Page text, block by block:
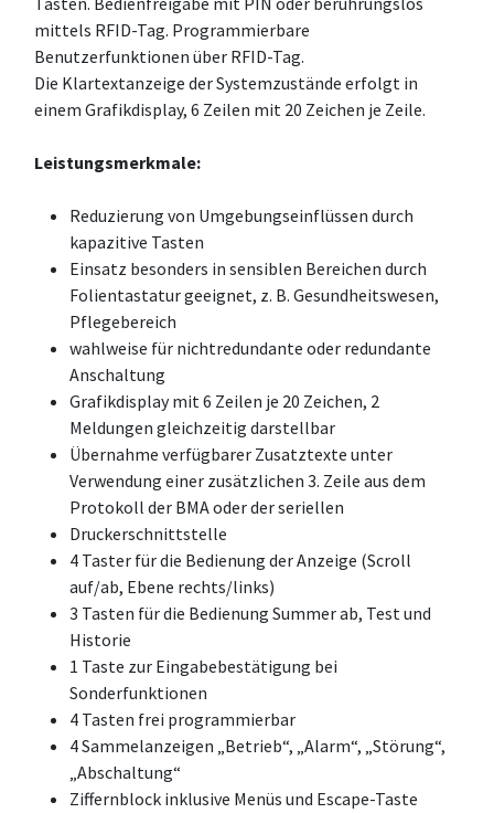
mittels RFID-Tag. Programmierbare
Benutzerfunktionen über RFID-Tag.
Die Klartextanzeige der Systemzustände erfolgt in
einem Grafikdisplay, 6 Zeilen mit 20 Zeichen je Zeile.
Leistungsmerkmale:
Reduzierung von Umgebungseinflüssen durch
kapazitive Tasten
Einsatz besonders in sensiblen Bereichen durch
Folientastatur geeignet, z. B. Gesundheitswesen,
Pflegebereich
wahlweise für nichtredundante oder redundante
Anschaltung
Grafikdisplay mit 6 Zeilen je 20 Zeichen, 2
Meldungen gleichzeitig darstellbar
Übernahme verfügbarer Zusatztexte unter
Verwendung einer zusätzlichen 3. Zeile aus dem
Protokoll der BMA oder der seriellen
Druckerschnittstelle
4 Taster für die Bedienung der Anzeige (Scroll
auf/ab, Ebene rechts/links)
3 Tasten für die Bedienung Summer ab, Test und
Historie
1 Taste zur Eingabebestätigung bei
Sonderfunktionen
4 Tasten frei programmierbar
4 Sammelanzeigen „Betrieb“, „Alarm“, „Störung“,
„Abschaltung“
Ziffernblock inklusive Menüs und Escape-Taste